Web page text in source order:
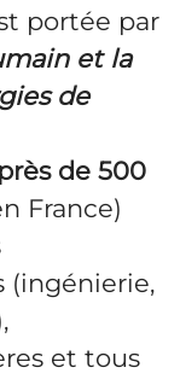
portée par
et la
de
près de 500
France)
(ingénierie,
et tous